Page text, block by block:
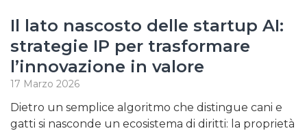
Il lato nascosto delle startup AI:
strategie IP per trasformare
l’innovazione in valore
17 Marzo 2026
Dietro un semplice algoritmo che distingue cani e
gatti si nasconde un ecosistema di diritti: la proprietà